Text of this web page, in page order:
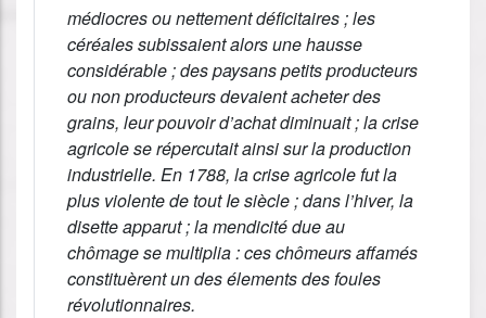
médiocres ou nettement déficitaires ; les
céréales subissaient alors une hausse
considérable ; des paysans petits producteurs
ou non producteurs devaient acheter des
grains, leur pouvoir d’achat diminuait ; la crise
agricole se répercutait ainsi sur la production
industrielle. En 1788, la crise agricole fut la
plus violente de tout Ie siècle ; dans l’hiver, la
disette apparut ; la mendicité due au
chômage se multiplia : ces chômeurs affamés
constituèrent un des élements des foules
révolutionnaires.